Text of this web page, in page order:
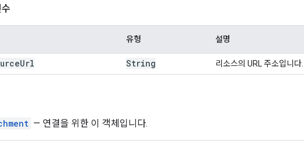
유형 설명
Url String 리소스의 URL 주소입니다.
— 연결을 위한 이 객체입니다.